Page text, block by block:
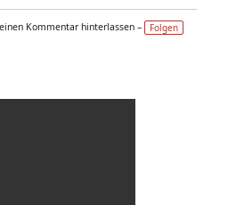
Kommentar hinterlassen – Folgen